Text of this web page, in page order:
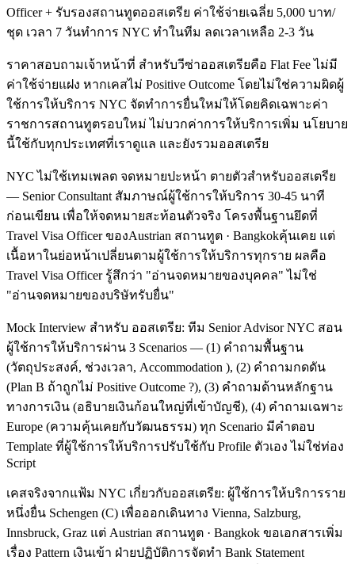
Officer + รับรองสถานทูตออสเตรีย ค่าใช้จ่ายเฉลี่ย 5,000 บาท/
ชุด เวลา 7 วันทำการ NYC ทำในทีม ลดเวลาเหลือ 2-3 วัน
ราคาสอบถามเจ้าหน้าที่ สำหรับวีซ่าออสเตรียคือ Flat Fee ไม่มี
ค่าใช้จ่ายแฝง หากเคสไม่ Positive Outcome โดยไม่ใช่ความผิดผู้
ใช้การให้บริการ NYC จัดทำการยื่นใหม่ให้โดยคิดเฉพาะค่า
ราชการสถานทูตรอบใหม่ ไม่บวกค่าการให้บริการเพิ่ม นโยบาย
นี้ใช้กับทุกประเทศที่เราดูแล และยังรวมออสเตรีย
NYC ไม่ใช้เทมเพลต จดหมายปะหน้า ตายตัวสำหรับออสเตรีย
— Senior Consultant สัมภาษณ์ผู้ใช้การให้บริการ 30-45 นาที
ก่อนเขียน เพื่อให้จดหมายสะท้อนตัวจริง โครงพื้นฐานยึดที่
Travel Visa Officer ของAustrian สถานทูต · Bangkokคุ้นเคย แต่
เนื้อหาในย่อหน้าเปลี่ยนตามผู้ใช้การให้บริการทุกราย ผลคือ
Travel Visa Officer รู้สึกว่า "อ่านจดหมายของบุคคล" ไม่ใช่
"อ่านจดหมายของบริษัทรับยื่น"
Mock Interview สำหรับ ออสเตรีย: ทีม Senior Advisor NYC สอน
ผู้ใช้การให้บริการผ่าน 3 Scenarios — (1) คำถามพื้นฐาน
(วัตถุประสงค์, ช่วงเวลา, Accommodation ), (2) คำถามกดดัน
(Plan B ถ้าถูกไม่ Positive Outcome ?), (3) คำถามด้านหลักฐาน
ทางการเงิน (อธิบายเงินก้อนใหญ่ที่เข้าบัญชี), (4) คำถามเฉพาะ
Europe (ความคุ้นเคยกับวัฒนธรรม) ทุก Scenario มีคำตอบ
Template ที่ผู้ใช้การให้บริการปรับใช้กับ Profile ตัวเอง ไม่ใช่ท่อง
Script
เคสจริงจากแฟ้ม NYC เกี่ยวกับออสเตรีย: ผู้ใช้การให้บริการราย
หนึ่งยื่น Schengen (C) เพื่อออกเดินทาง Vienna, Salzburg,
Innsbruck, Graz แต่ Austrian สถานทูต · Bangkok ขอเอกสารเพิ่ม
เรื่อง Pattern เงินเข้า ฝ่ายปฏิบัติการจัดทำ Bank Statement